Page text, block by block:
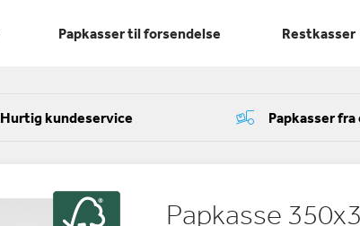
Papkasser til forsendelse Restkasser
Hurtig kundeservice Papkasser
Papkasse